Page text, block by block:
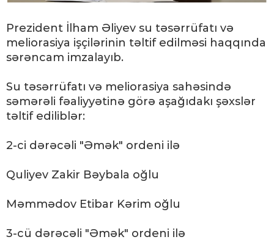
Prezident İlham Əliyev su təsərrüfatı və
meliorasiya işçilərinin təltif edilməsi haqqında
sərəncam imzalayıb.
Su təsərrüfatı və meliorasiya sahəsində
səmərəli fəaliyyətinə görə aşağıdakı şəxslər
təltif ediliblər:
2-ci dərəcəli "Əmək" ordeni ilə
Quliyev Zakir Bəybala oğlu
Məmmədov Etibar Kərim oğlu
3-cü dərəcəli "Əmək" ordeni ilə